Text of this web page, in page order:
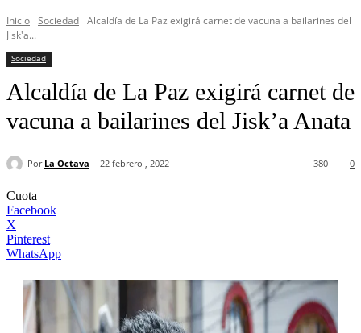
Inicio Sociedad Alcaldía de La Paz exigirá carnet de vacuna a bailarines del
Jisk'a...
Sociedad
Alcaldía de La Paz exigirá carnet de
vacuna a bailarines del Jisk’a Anata
Por La Octava 22 febrero , 2022 0
380
Cuota
Facebook
X
Pinterest
WhatsApp